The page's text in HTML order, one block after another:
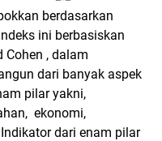
berdasarkan
ini berbasiskan
Cohen , dalam
dari banyak aspek
pilar yakni,
ekonomi,
dari enam pilar